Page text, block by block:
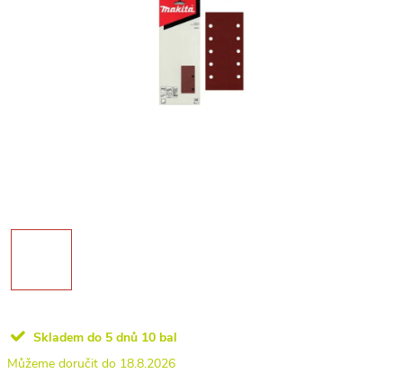
Skladem do 5 dnů 10 bal
18.8.2026